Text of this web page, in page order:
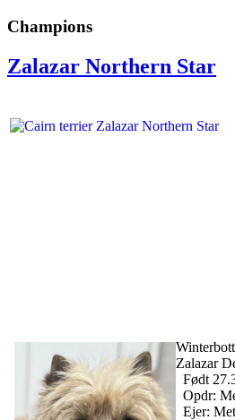
Champions
Zalazar Northern Star
Zalazar
Født
Opdr:
Ejer: